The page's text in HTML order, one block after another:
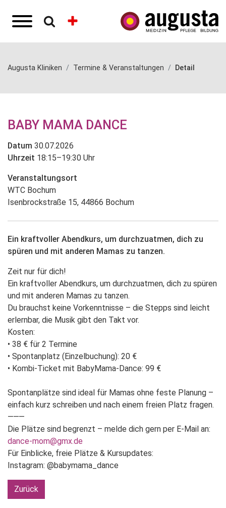
Augusta Kliniken Termine & Veranstaltungen Detail
BABY MAMA DANCE
Datum 30.07.2026
Uhrzeit 18:15–19:30 Uhr
Veranstaltungsort
WTC Bochum
Isenbrockstraße 15, 44866 Bochum
Ein kraftvoller Abendkurs, um durchzuatmen, dich zu
spüren und mit anderen Mamas zu tanzen.
Zeit nur für dich!
Ein kraftvoller Abendkurs, um durchzuatmen, dich zu spüren
und mit anderen Mamas zu tanzen.
Du brauchst keine Vorkenntnisse – die Stepps sind leicht
erlernbar, die Musik gibt den Takt vor.
Kosten:
• 38 € für 2 Termine
• Spontanplatz (Einzelbuchung): 20 €
• Kombi-Ticket mit BabyMama-Dance: 99 €
Spontanplätze sind ideal für Mamas ohne feste Planung –
einfach kurz schreiben und nach einem freien Platz fragen.
⸻
Die Plätze sind begrenzt – melde dich gern per E-Mail an:
dance-mom@gmx.de
Für Einblicke, freie Plätze & Kursupdates:
Instagram: @babymama_dance
Zurück